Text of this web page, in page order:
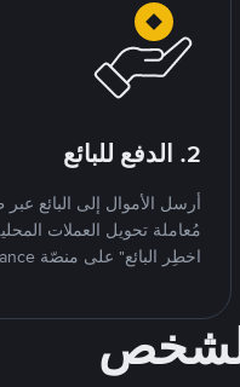
2. الدفع للبائع
أرسل الأموال إلى البائع
مُعاملة تحويل العملات
اخطِر البائع" على منصّة Binance من شخص لشخص.
لشخص